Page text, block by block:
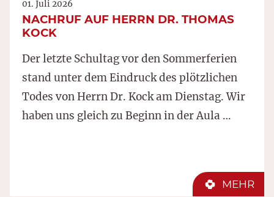
01. Juli 2026
NACHRUF AUF HERRN DR. THOMAS
KOCK
Der letzte Schultag vor den Sommerferien
stand unter dem Eindruck des plötzlichen
Todes von Herrn Dr. Kock am Dienstag. Wir
haben uns gleich zu Beginn in der Aula …
MEHR